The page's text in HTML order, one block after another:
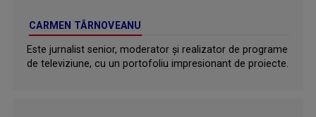
CARMEN TÂRNOVEANU
Este jurnalist senior, moderator și realizator de programe
de televiziune, cu un portofoliu impresionant de proiecte.